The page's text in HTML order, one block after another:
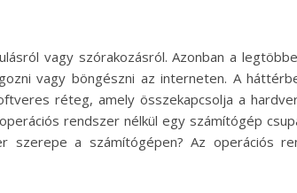
vagy szórakozásról. Azonban a
vagy böngészni az interneten. A
réteg, amely összekapcsolja a
rendszer nélkül egy számítógép
szerepe a számítógépen? Az operációs